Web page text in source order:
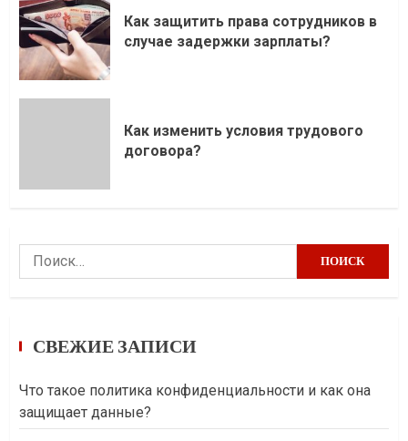
Как защитить права сотрудников в
случае задержки зарплаты?
Как изменить условия трудового
договора?
Найти:
СВЕЖИЕ ЗАПИСИ
Что такое политика конфиденциальности и как она
защищает данные?